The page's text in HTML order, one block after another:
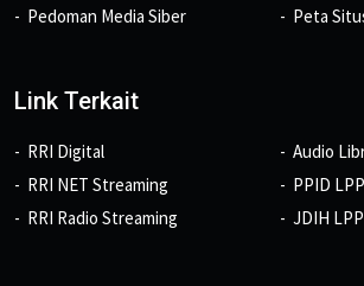
Pedoman Media Siber
Peta
Link Terkait
RRI Digital
RRI NET Streaming
RRI Radio Streaming
Audio
PPID
JDIH